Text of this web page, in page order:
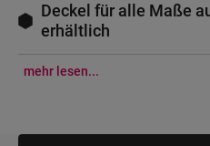
Deckel für alle Maße
erhältlich
mehr lesen...